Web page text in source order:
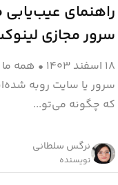
راهنمای
سرور مجازی
۱۸ اسفند ۱۴۰۳ • همه ما
سرور یا سایت روبه
که چگونه می‌تو...
نرگس سلطانی
نویسنده